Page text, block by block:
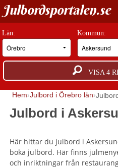
Julbordsportalen.se
HITTA RÄTT JULBORD
BOKNINGSFÖRFRÅGAN
GUIDER
ANNONSERA
Län: Kommun:
VISA 4
Hem Julbord i Örebro län
Julbord i
Här hittar du julbord i
boka julbord. Här finns
och inriktningar från